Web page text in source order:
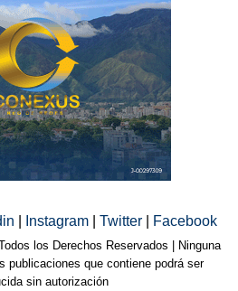
Instagram Twitter Facebook
los Derechos Reservados | Ninguna
publicaciones que contiene podrá ser
sin autorización